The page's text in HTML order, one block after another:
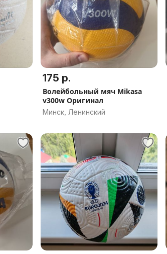
175 р.
Волейбольный мяч Mikasa
v300w Оригинал
Минск, Ленинский